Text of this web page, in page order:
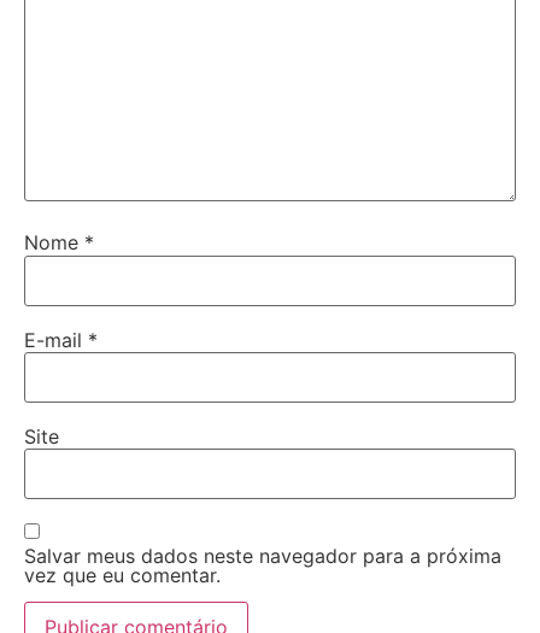
Nome *
E-mail *
Site
Salvar meus dados neste navegador para a próxima
vez que eu comentar.